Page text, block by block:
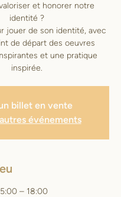
et honorer notre
identité ?
jouer de son identité, avec
de départ des oeuvres
et une pratique
inspirée.
billet en vente
événements
– 18:00